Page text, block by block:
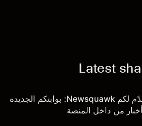
Latest
نقدّم لكم Newsquawk: بوابتكم الجديدة
من داخل المنصة